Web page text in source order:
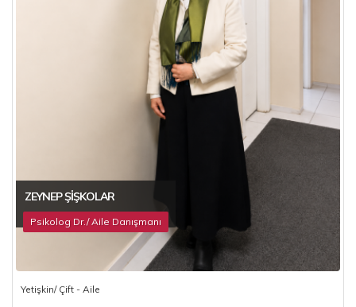
ZEYNEP ŞIŞKOLAR
Psikolog Dr./ Aile Danışmanı
Yetişkin/ Çift - Aile